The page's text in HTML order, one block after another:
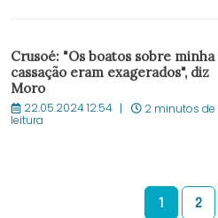
Crusoé: "Os boatos sobre minha
cassação eram exagerados", diz
Moro
22.05.2024 12:54 2 minutos de
leitura
1 2